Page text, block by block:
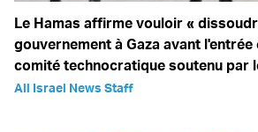
Le Hamas affirme vouloir «
gouvernement à Gaza avant
comité technocratique soutenu par
All Israel News Staff